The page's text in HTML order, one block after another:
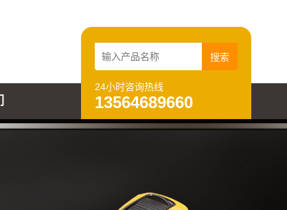
24小时咨询热线
13564689660